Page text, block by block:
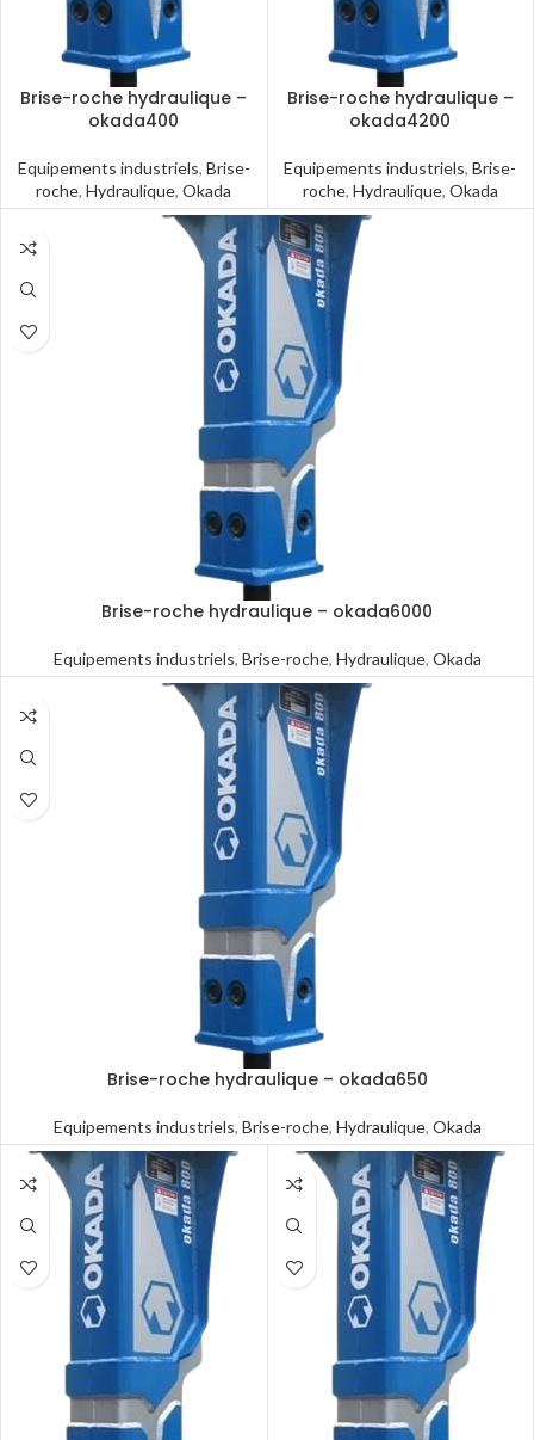
Brise-roche hydraulique –
okada400
Equipements industriels, Brise-
roche,Hydraulique,Okada
Brise-roche hydraulique –
okada4200
Equipements industriels,Brise-
roche, Hydraulique, Okada
Brise-roche hydraulique – okada6000
Equipements industriels, Brise-roche, Hydraulique, Okada
Brise-roche hydraulique – okada650
Equipements industriels, Brise-roche, Hydraulique, Okada